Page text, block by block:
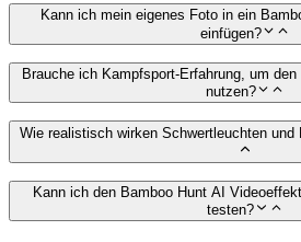
Kann ich mein eigenes Foto in ein
einfügen?
Brauche ich Kampfsport-Erfahrung, um
nutzen?
Wie realistisch wirken Schwertleuchten
Kann ich den Bamboo Hunt AI
testen?